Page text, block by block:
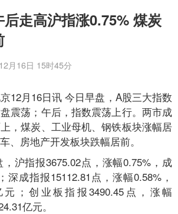
走高沪指涨0.75% 煤炭
月16日 15时45分
月16日讯 今日早盘，A股三大指数
震荡；午后，指数震荡上行。两市成
，煤炭、工业母机、钢铁板块涨幅居
、房地产开发板块跌幅居前。
指报3675.02点，涨幅0.75%，成
深成指报15112.81点，涨幅0.58%，
元；创业板指报3490.45点，涨幅
亿元。